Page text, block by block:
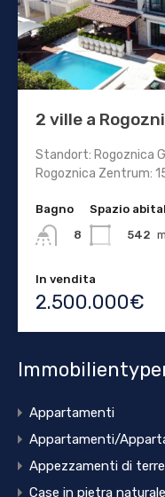
2 ville a
Standort: Rogoznica
Rogoznica Zentrum:
Bagno
8
Spazio
542
In vendita
2.500.000€
Appartamenti
Appartamenti/
Appezzamenti di
Case in pietra naturale